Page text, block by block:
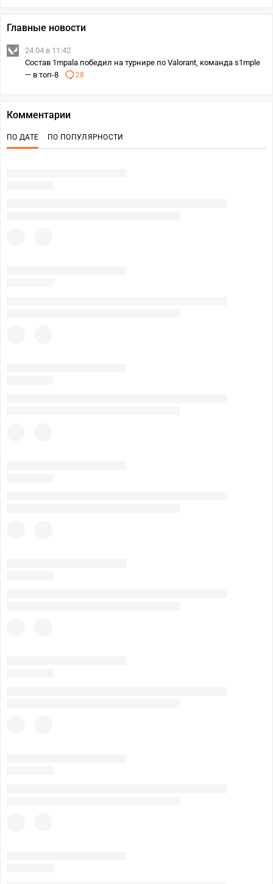
Главные новости
24.04 в 11:42
Состав 1mpala победил на турнире по Valorant, команда s1mple
— в топ-8
28
Комментарии
ПО ДАТЕ ПО ПОПУЛЯРНОСТИ